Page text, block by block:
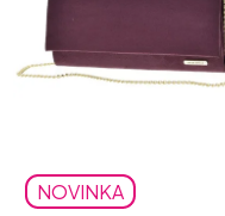
NOVINKA